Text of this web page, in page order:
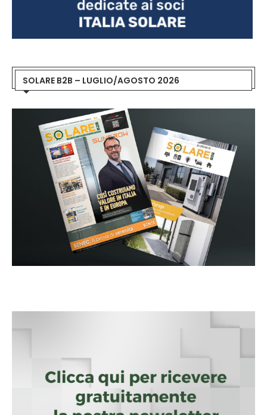
SOLARE B2B – LUGLIO/AGOSTO 2026